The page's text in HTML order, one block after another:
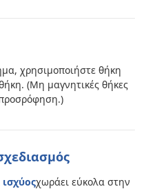
χρησιμοποιήστε θήκη
(Μη μαγνητικές θήκες
χωράει εύκολα στην